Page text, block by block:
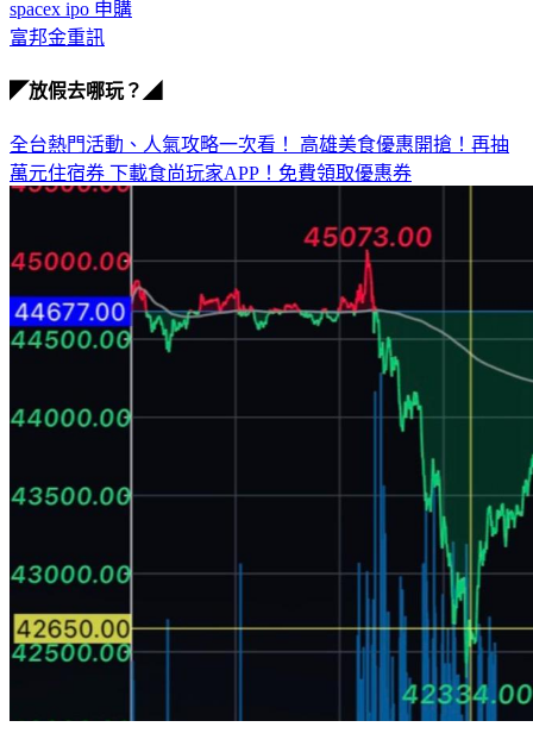
spacex ipo 申購
富邦金重訊
◤放假去哪玩？◢
全台熱門活動、人氣攻略一次看！ 高雄美食優惠開搶！再抽
萬元住宿券 下載食尚玩家APP！免費領取優惠券